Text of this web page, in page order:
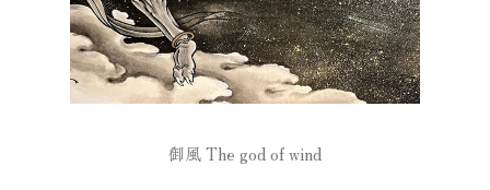
御風 The god of wind